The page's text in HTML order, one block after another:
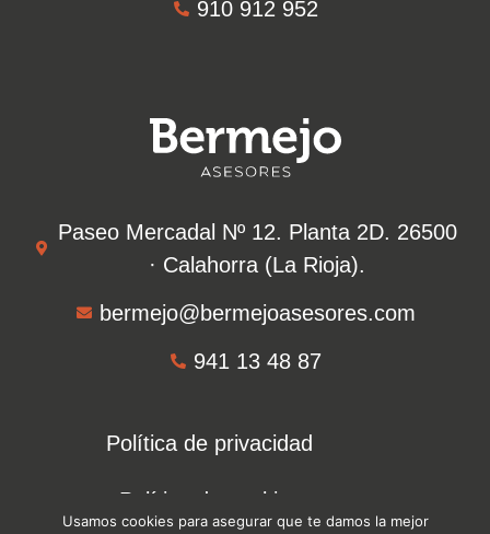
910 912 952
Paseo Mercadal Nº 12. Planta 2D. 26500
· Calahorra (La Rioja).
bermejo@bermejoasesores.com
941 13 48 87
Política de privacidad
Política de cookies
Usamos cookies para asegurar que te damos la mejor